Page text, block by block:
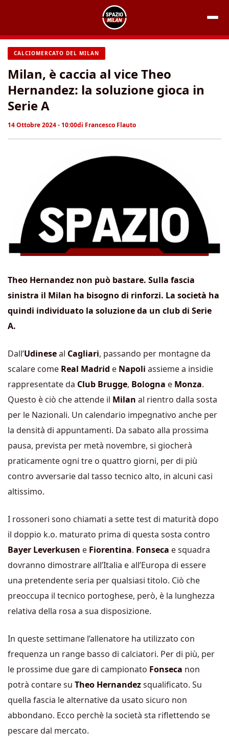
contenuto
CALCIOMERCATO DEL MILAN
Milan, è caccia al vice Theo
Hernandez: la soluzione gioca in
Serie A
14 Ottobre 2024 - 10:00di Francesco Flauto
Theo Hernandez non può bastare. Sulla fascia
sinistra il Milan ha bisogno di rinforzi. La società ha
quindi individuato la soluzione da un club di Serie
A.
Dall’Udineseal Cagliari, passando per montagne da
scalare come Real Madrid e Napoli assieme a insidie
rappresentate da Club Brugge, Bologna e Monza.
Questo è ciò che attende il Milan al rientro dalla sosta
per le Nazionali. Un calendario impegnativo anche per
la densità di appuntamenti. Da sabato alla prossima
pausa, prevista per metà novembre, si giocherà
praticamente ogni tre o quattro giorni, per di più
contro avversarie dal tasso tecnico alto, in alcuni casi
altissimo.
I rossoneri sono chiamati a sette test di maturità dopo
il doppio k.o. maturato prima di questa sosta contro
Bayer Leverkusen e Fiorentina. Fonseca e squadra
dovranno dimostrare all’Italia e all’Europa di essere
una pretendente seria per qualsiasi titolo. Ciò che
preoccupa il tecnico portoghese, però, è la lunghezza
relativa della rosa a sua disposizione.
In queste settimane l’allenatore ha utilizzato con
frequenza un range basso di calciatori. Per di più, per
le prossime due gare di campionato Fonseca non
potrà contare su Theo Hernandezsqualificato. Su
quella fascia le alternative da usato sicuro non
abbondano. Ecco perchè la società sta riflettendo se
pescare dal mercato.